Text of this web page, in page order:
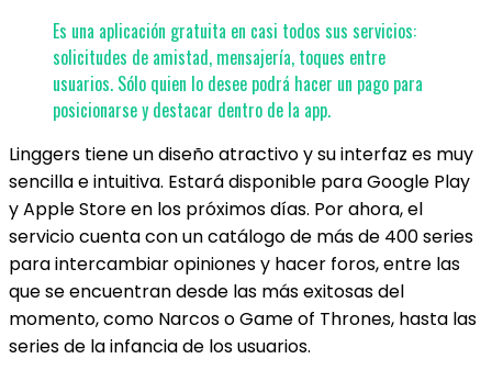
Es una aplicación gratuita en casi todos sus servicios:
solicitudes de amistad, mensajería, toques entre
usuarios. Sólo quien lo desee podrá hacer un pago para
posicionarse y destacar dentro de la app.
Linggers tiene un diseño atractivo y su interfaz es muy
sencilla e intuitiva. Estará disponible para Google Play
y Apple Store en los próximos días. Por ahora, el
servicio cuenta con un catálogo de más de 400 series
para intercambiar opiniones y hacer foros, entre las
que se encuentran desde las más exitosas del
momento, como Narcos o Game of Thrones, hasta las
series de la infancia de los usuarios.